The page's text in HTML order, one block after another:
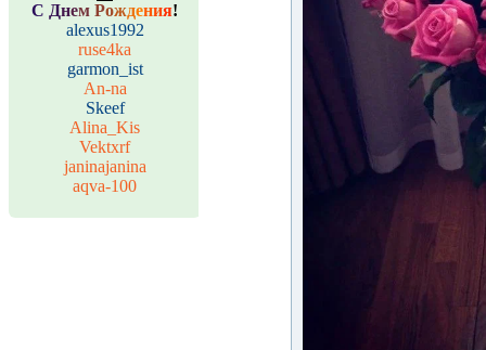
С Днем Рождения!
alexus1992
ruse4ka
garmon_ist
An-na
Skeef
Alina_Kis
Vektxrf
janinajanina
aqva-100